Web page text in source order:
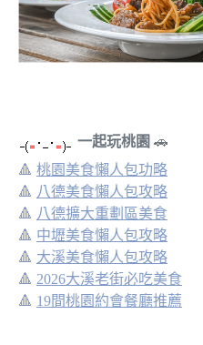
一起玩桃園 🚗
🔺 桃園美食懶人包功略
🔺 八德美食懶人包攻略
🔺 八德擴大重劃區美食
🔺 中壢美食懶人包攻略
🔺 大溪美食懶人包攻略
🔺 2026大溪老街必吃美食
🔺 19間桃園約會餐廳推薦